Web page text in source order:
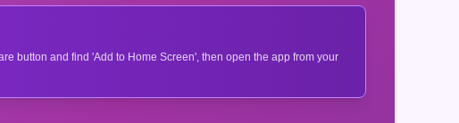
button and find 'Add to Home Screen', then open the app from your